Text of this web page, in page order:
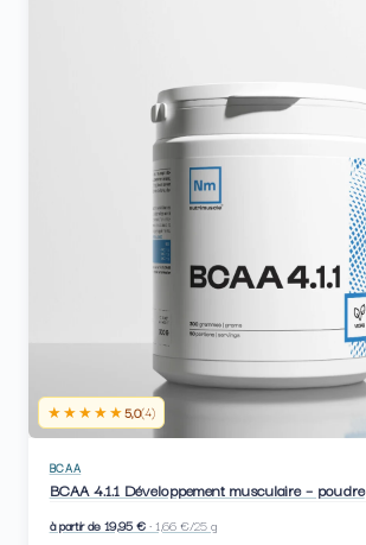
★★★★★5,0(4)
BCAA
BCAA 4.1.1 Développement musculaire – poudre
à partir de 19,95 €· 1,66 €/25 g